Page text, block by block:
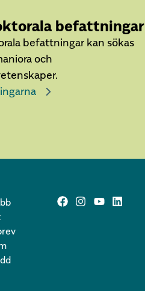
befattningar
befattningar kan sökas
och